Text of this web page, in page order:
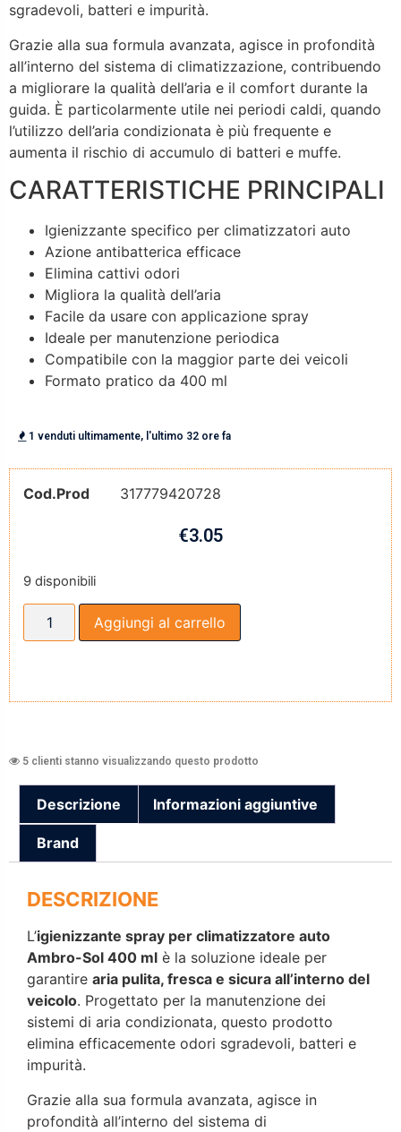
sgradevoli, batteri e impurità.
Grazie alla sua formula avanzata, agisce in profondità
all’interno del sistema di climatizzazione, contribuendo
a migliorare la qualità dell’aria e il comfort durante la
guida. È particolarmente utile nei periodi caldi, quando
l’utilizzo dell’aria condizionata è più frequente e
aumenta il rischio di accumulo di batteri e muffe.
CARATTERISTICHE PRINCIPALI
Igienizzante specifico per climatizzatori auto
Azione antibatterica efficace
Elimina cattivi odori
Migliora la qualità dell’aria
Facile da usare con applicazione spray
Ideale per manutenzione periodica
Compatibile con la maggior parte dei veicoli
Formato pratico da 400 ml
1 venduti ultimamente, l'ultimo 32 ore fa
Cod.Prod 317779420728
€3.05
9 disponibili
Aggiungi al carrello
5 clienti stanno visualizzando questo prodotto
Descrizione Informazioni aggiuntive
Brand
DESCRIZIONE
L’igienizzante spray per climatizzatore auto
Ambro-Sol 400 ml è la soluzione ideale per
garantire aria pulita, fresca e sicura all’interno del
veicolo. Progettato per la manutenzione dei
sistemi di aria condizionata, questo prodotto
elimina efficacemente odori sgradevoli, batteri e
impurità.
Grazie alla sua formula avanzata, agisce in
profondità all’interno del sistema di